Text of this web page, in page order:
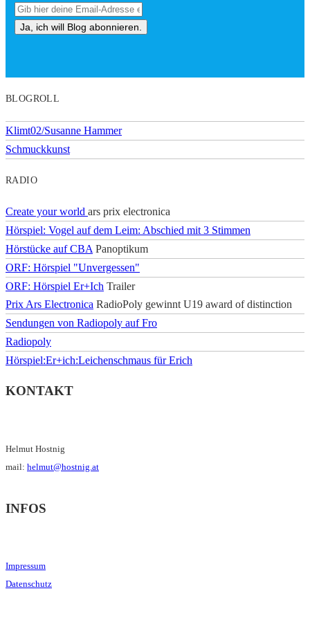
BLOGROLL
Klimt02/Susanne Hammer
Schmuckkunst
RADIO
Create your world ars prix electronica
Hörspiel: Vogel auf dem Leim: Abschied mit 3 Stimmen
Hörstücke auf CBA Panoptikum
ORF: Hörspiel "Unvergessen"
ORF: Hörspiel Er+Ich Trailer
Prix Ars Electronica RadioPoly gewinnt U19 award of distinction
Sendungen von Radiopoly auf Fro
Radiopoly
Hörspiel:Er+ich:Leichenschmaus für Erich
KONTAKT
Helmut Hostnig
mail: helmut@hostnig.at
INFOS
Impressum
Datenschutz